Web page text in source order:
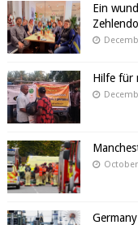
Ein
Hilfe für